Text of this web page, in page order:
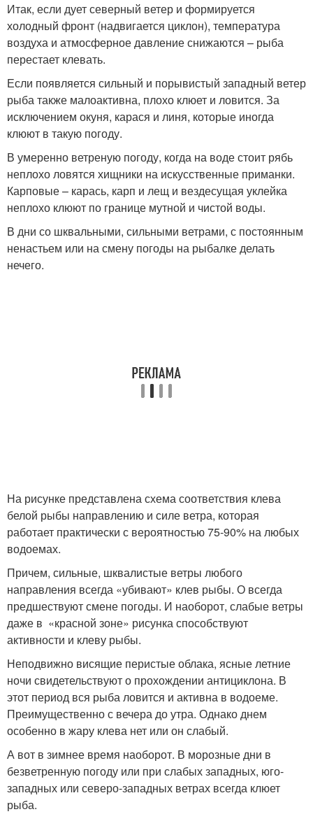
Итак, если дует северный ветер и формируется
холодный фронт (надвигается циклон), температура
воздуха и атмосферное давление снижаются – рыба
перестает клевать.
Если появляется сильный и порывистый западный ветер
рыба также малоактивна, плохо клюет и ловится. За
исключением окуня, карася и линя, которые иногда
клюют в такую погоду.
В умеренно ветреную погоду, когда на воде стоит рябь
неплохо ловятся хищники на искусственные приманки.
Карповые – карась, карп и лещ и вездесущая уклейка
неплохо клюют по границе мутной и чистой воды.
В дни со шквальными, сильными ветрами, с постоянным
ненастьем или на смену погоды на рыбалке делать
нечего.
На рисунке представлена схема соответствия клева
белой рыбы направлению и силе ветра, которая
работает практически с вероятностью 75-90% на любых
водоемах.
Причем, сильные, шквалистые ветры любого
направления всегда «убивают» клев рыбы. О всегда
предшествуют смене погоды. И наоборот, слабые ветры
даже в «красной зоне» рисунка способствуют
активности и клеву рыбы.
Неподвижно висящие перистые облака, ясные летние
ночи свидетельствуют о прохождении антициклона. В
этот период вся рыба ловится и активна в водоеме.
Преимущественно с вечера до утра. Однако днем
особенно в жару клева нет или он слабый.
А вот в зимнее время наоборот. В морозные дни в
безветренную погоду или при слабых западных, юго-
западных или северо-западных ветрах всегда клюет
рыба.